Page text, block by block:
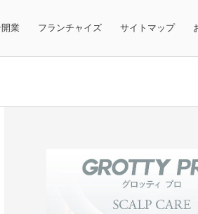
業 フランチャイズ サイトマップ